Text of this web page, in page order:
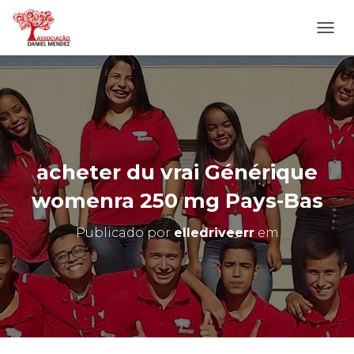
L
T
E
R
N
A
N
A
E
G
O
acheter du vrai Générique
womenra 250 mg Pays-Bas
Publicado por elledriveerrem